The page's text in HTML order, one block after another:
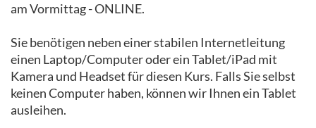
am Vormittag - ONLINE.
Sie benötigen neben einer stabilen Internetleitung
einen Laptop/Computer oder ein Tablet/iPad mit
Kamera und Headset für diesen Kurs. Falls Sie selbst
keinen Computer haben, können wir Ihnen ein Tablet
ausleihen.